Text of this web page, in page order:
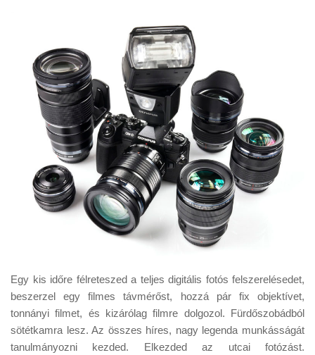
Egy kis időre félreteszed a teljes digitális fotós felszerelésedet,
beszerzel egy filmes távmérőst, hozzá pár fix objektívet,
tonnányi filmet, és kizárólag filmre dolgozol. Fürdőszobádból
sötétkamra lesz. Az összes híres, nagy legenda munkásságát
tanulmányozni kezded. Elkezded az utcai fotózást.